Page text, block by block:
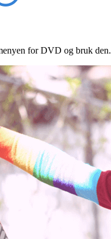
for DVD og bruk den.